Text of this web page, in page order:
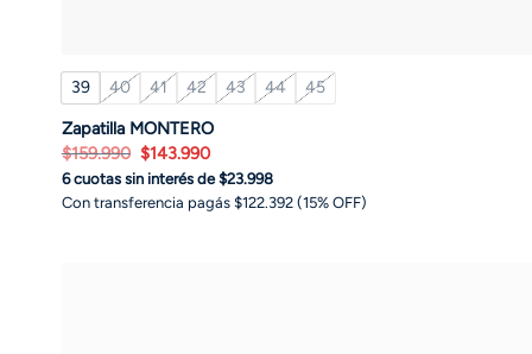
39 40 41 42 43 44 45
Zapatilla MONTERO
$159.990 El
precio
original
era:
$159.990.
$143.990El
precio
actual
es:
$143.990.
6 cuotas sin interés de $23.998
Con transferencia pagás $122.392 (15% OFF)